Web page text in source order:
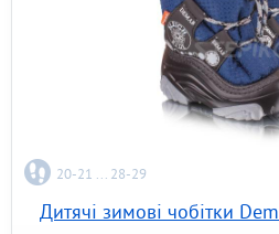
20-21 ... 28-29
Дитячі зимові чобітки